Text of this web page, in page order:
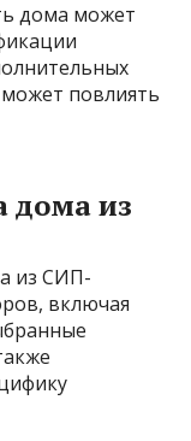
дома может
повлиять
дома из
из СИП-
включая